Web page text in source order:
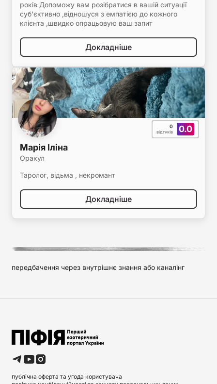
років Допоможу вам розібратися в вашій ситуації
суб'єктивно ,відношуся з емпатією до кожного
клієнта ,швидко опрацьовую ваш запит
Докладніше
0.0
0
відгуків
Марія Іліна
Оракул
Таролог, відьма , некромант
Докладніше
передбачення через внутрішнє знання або каналінг
публічна оферта та угода користувача